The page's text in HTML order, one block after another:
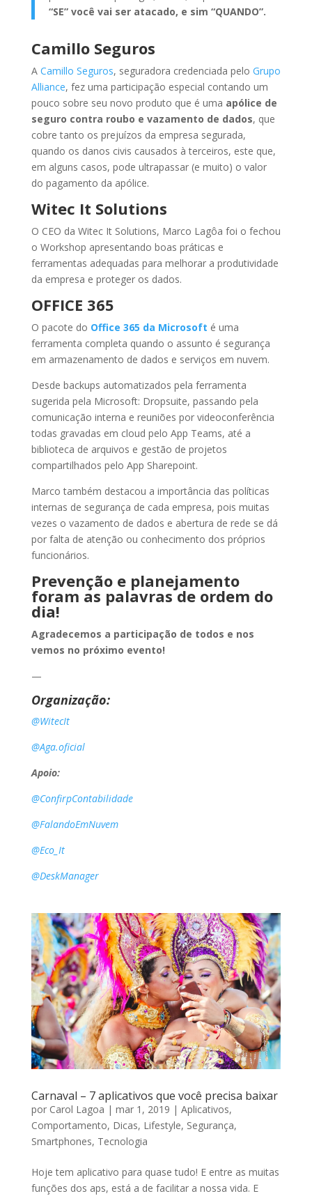
“SE” você vai ser atacado, e sim “QUANDO”.
Camillo Seguros
A Camillo Seguros, seguradora credenciada pelo Grupo
Alliance, fez uma participação especial contando um
pouco sobre seu novo produto que é uma apólice de
seguro contra roubo e vazamento de dados, que
cobre tanto os prejuízos da empresa segurada,
quando os danos civis causados à terceiros, este que,
em alguns casos, pode ultrapassar (e muito) o valor
do pagamento da apólice.
Witec It Solutions
O CEO da Witec It Solutions, Marco Lagôa foi o fechou
o Workshop apresentando boas práticas e
ferramentas adequadas para melhorar a produtividade
da empresa e proteger os dados.
OFFICE 365
O pacote do Office 365 da Microsoft é uma
ferramenta completa quando o assunto é segurança
em armazenamento de dados e serviços em nuvem.
Desde backups automatizados pela ferramenta
sugerida pela Microsoft: Dropsuite, passando pela
comunicação interna e reuniões por videoconferência
todas gravadas em cloud pelo App Teams, até a
biblioteca de arquivos e gestão de projetos
compartilhados pelo App Sharepoint.
Marco também destacou a importância das políticas
internas de segurança de cada empresa, pois muitas
vezes o vazamento de dados e abertura de rede se dá
por falta de atenção ou conhecimento dos próprios
funcionários.
Prevenção e planejamento
foram as palavras de ordem do
dia!
Agradecemos a participação de todos e nos
vemos no próximo evento!
—
Organização:
@WitecIt
@Aga.oficial
Apoio:
@ConfirpContabilidade
@FalandoEmNuvem
@Eco_It
@DeskManager
Carnaval – 7 aplicativos que você precisa baixar
por Carol Lagoa | mar 1, 2019 | Aplicativos,
Comportamento, Dicas, Lifestyle, Segurança,
Smartphones, Tecnologia
Hoje tem aplicativo para quase tudo! E entre as muitas
funções dos aps, está a de facilitar a nossa vida. E